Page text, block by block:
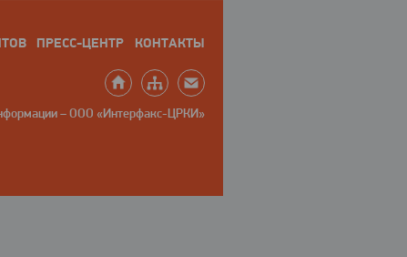
ПРЕСС-ЦЕНТР КОНТАКТЫ
– ООО «Интерфакс-ЦРКИ»